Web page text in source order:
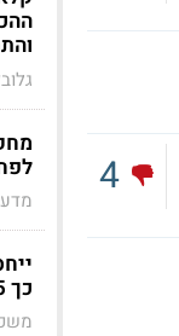
4 מדע
כך 15 אלף ש'